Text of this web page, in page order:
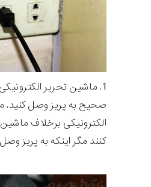
ماشین تحریر الکترونیکی
صحیح به پریز وصل کنید.
الکترونیکی برخلاف
کنند مگر اینکه به پریز